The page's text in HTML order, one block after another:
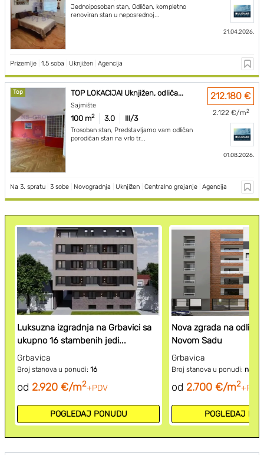
Jednoiposoban stan, Odličan, kompletno
renoviran stan u neposrednoj...
21.04.2026.
Prizemlje 1.5 soba Uknjižen Agencija
Top TOP LOKACIJA! Uknjižen, odliča...
Sajmište
100 m2 3.0 III/3
Trosoban stan, Predstavljamo vam odličan
porodičan stan na vrlo tr...
212.180 €
2.122 €/m2
01.08.2026.
Na 3. spratu 3 sobe Novogradnja Uknjižen Centralno grejanje Agencija
Luksuzna izgradnja na Grbavici sa
ukupno 16 stambenih jedi...
Grbavica
Broj stanova u ponudi: 16
od 2.920 €/m2+PDV
POGLEDAJ PONUDU
Nova zgrada na
Novom Sadu
Grbavica
Broj stanova u ponudi: na
od 2.700 €/m2+PDV
POGLEDAJ